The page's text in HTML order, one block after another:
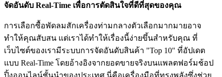
จัดอันดับ Real-Time เพื่อการตัดสินใจที่ดีที่สุดของคุณ
การเลือกซื้อพัดลมสักเครื่องท่ามกลางตัวเลือกมากมายอาจ
ทำให้คุณสับสน แต่เราได้ทำให้เรื่องนี้ง่ายขึ้นสำหรับคุณ ที่
เว็บไซต์ของเรามีระบบการจัดอันดับสินค้า "Top 10" ที่อัปเดต
แบบ Real-Time โดยอ้างอิงจากยอดขายจริงบนแพลตฟอร์มช้อป
ปิ้งออนไลน์ชั้นนำของประเทศ นี่คือเครื่องมือที่ทรงพลังซึ่งช่วย